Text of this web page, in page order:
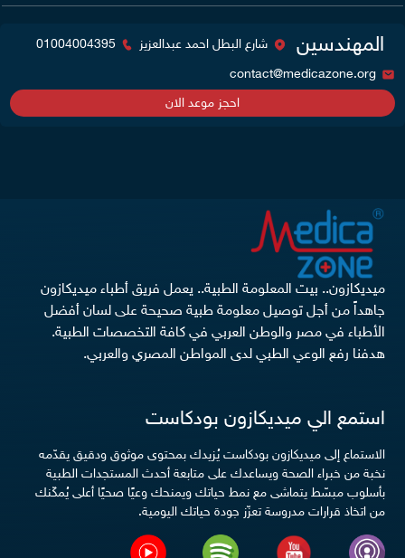
المهندسين شارع البطل احمد عبدالعزيز
01004004395
contact@medicazone.org
احجز موعد الان
استمع الي ميديكازون بودكاست
ميديكازون.. بيت المعلومة الطبية.. يعمل فريق أطباء ميديكازون
جاهداً من أجل توصيل معلومة طبية صحيحة على لسان أفضل
الأطباء في مصر والوطن العربي في كافة التخصصات الطبية.
هدفنا رفع الوعي الطبي لدى المواطن المصري والعربي.
الاستماع إلى ميديكازون بودكاست يُزيدك بمحتوى موثوق ودقيق يقدّمه
نخبة من خبراء الصحة ويساعدك على متابعة أحدث المستجدات الطبية
بأسلوب مبسّط يتماشى مع نمط حياتك ويمنحك وعيًا صحيًا أعلى يُمكّنك
من اتخاذ قرارات مدروسة تعزّز جودة حياتك اليومية.